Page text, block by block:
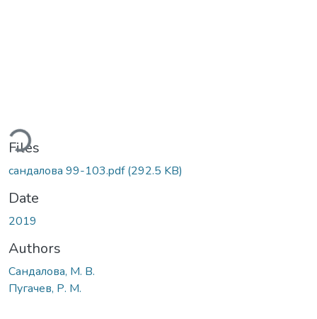
Files
сандалова 99-103.pdf(292.5 KB)
Date
2019
Authors
Сандалова, М. В.
Пугачев, Р. М.